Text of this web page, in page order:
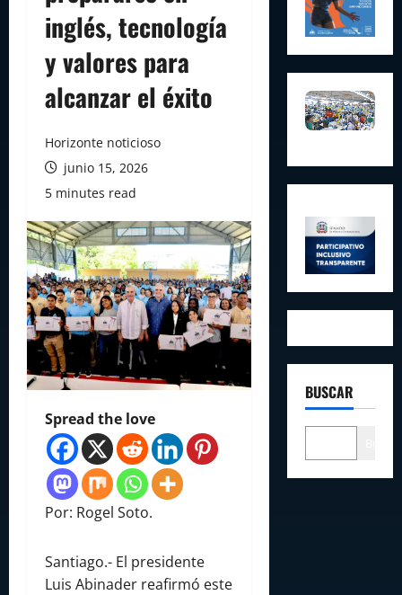
inglés, tecnología
y valores para
alcanzar el éxito
Horizonte noticioso
junio 15, 2026
5 minutes read
Spread the love
Por: Rogel Soto.
Santiago.- El presidente
Luis Abinader reafirmó este
BUSCAR